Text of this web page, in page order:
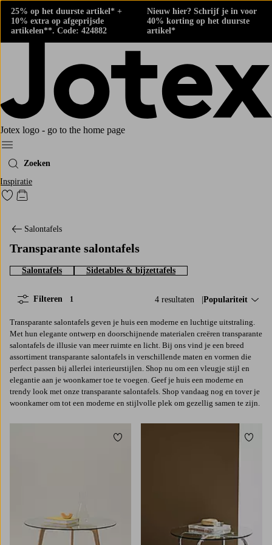
25% op het duurste artikel* +
10% extra op afgeprijsde
artikelen**. Code: 424882
Nieuw hier? Schrijf je in voor
40% korting op het duurste
artikel*
Jotex logo - go to the home page
Menu
Zoeken
Inspiratie
Ga naar favoriet gemarkeerde producten
Go to checkout
Salontafels
Transparante salontafels
Salontafels Sidetables & bijzettafels
4 resultaten Sorteer op:
Populariteit
Filteren 1
Transparante salontafels geven je huis een moderne en luchtige uitstraling.
Met hun elegante ontwerp en doorschijnende materialen creëren transparante
salontafels de illusie van meer ruimte en licht. Bij ons vind je een breed
assortiment transparante salontafels in verschillende maten en vormen die
perfect passen bij allerlei interieurstijlen. Shop nu om een vleugje stijl en
elegantie aan je woonkamer toe te voegen. Geef je huis een moderne en
trendy look met onze transparante salontafels. Shop vandaag nog en tover je
woonkamer om tot een moderne en stijlvolle plek om gezellig samen te zijn.
Toevoegen aan favorieten